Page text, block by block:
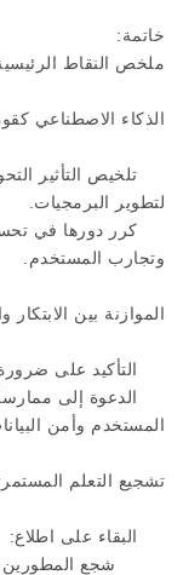
خاتمة:
ملخص النقاط
الذكاء الاصطناعي
تلخيص التأثير
لتطوير البرمجيات.
كرر دورها في تحسين
وتجارب المستخدم.
الموازنة بين الابتكار
التأكيد على ضرورة
الدعوة إلى
المستخدم وأمن
تشجيع التعلم
البقاء على اطلاع:
شجع المطورين على